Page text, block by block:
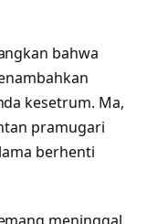
bahwa
kesetrum. Ma,
pramugari
berhenti